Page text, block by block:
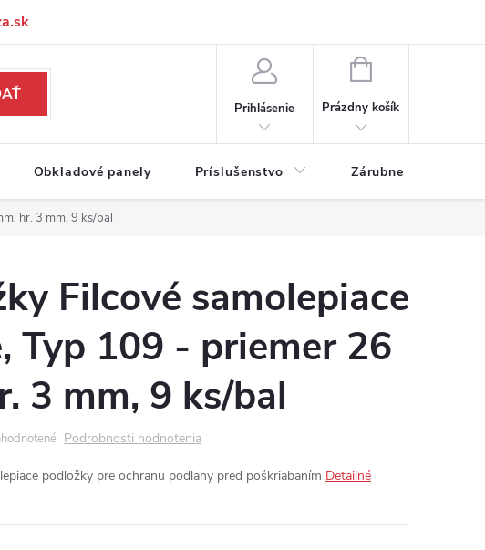
ochrany osobných údajov
Prihlásenie
NÁKUPNÝ KOŠÍK
Prázdny košík
Obkladové panely Príslušenstvo Zárubne
hr. 3 mm, 9 ks/bal
Filcové samolepiace
Typ 109 - priemer 26
3 mm, 9 ks/bal
Podrobnosti hodnotenia
podložky pre ochranu podlahy pred poškriabaním Detailné